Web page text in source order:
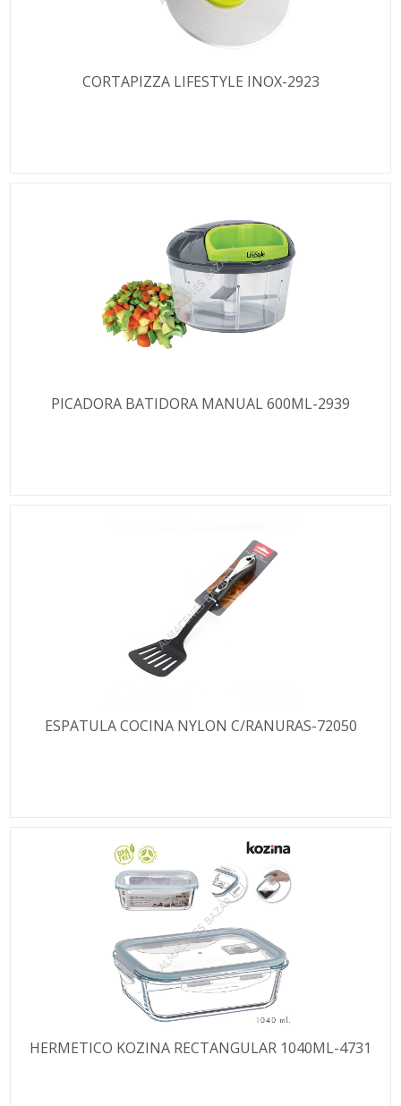
CORTAPIZZA LIFESTYLE INOX-2923
PICADORA BATIDORA MANUAL 600ML-2939
ESPATULA COCINA NYLON C/RANURAS-72050
HERMETICO KOZINA RECTANGULAR 1040ML-4731